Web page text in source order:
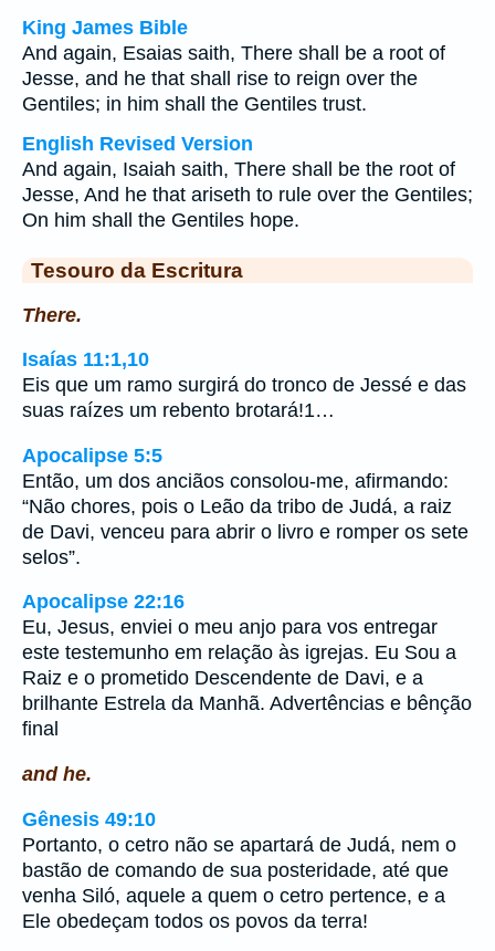
King James Bible
And again, Esaias saith, There shall be a root of
Jesse, and he that shall rise to reign over the
Gentiles; in him shall the Gentiles trust.
English Revised Version
And again, Isaiah saith, There shall be the root of
Jesse, And he that ariseth to rule over the Gentiles;
On him shall the Gentiles hope.
Tesouro da Escritura
There.
Isaías 11:1,10
Eis que um ramo surgirá do tronco de Jessé e das
suas raízes um rebento brotará!1…
Apocalipse 5:5
Então, um dos anciãos consolou-me, afirmando:
“Não chores, pois o Leão da tribo de Judá, a raiz
de Davi, venceu para abrir o livro e romper os sete
selos”.
Apocalipse 22:16
Eu, Jesus, enviei o meu anjo para vos entregar
este testemunho em relação às igrejas. Eu Sou a
Raiz e o prometido Descendente de Davi, e a
brilhante Estrela da Manhã. Advertências e bênção
final
and he.
Gênesis 49:10
Portanto, o cetro não se apartará de Judá, nem o
bastão de comando de sua posteridade, até que
venha Siló, aquele a quem o cetro pertence, e a
Ele obedeçam todos os povos da terra!